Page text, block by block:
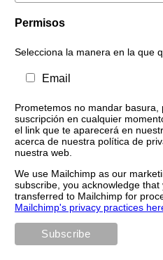
Permisos
Selecciona la manera en la que
Email
Prometemos no mandar
suscripción en cualquier
el link que te aparecerá en
acerca de nuestra política de
nuestra web.
We use Mailchimp as our
subscribe, you acknowledge
transferred to Mailchimp for
Mailchimp's privacy practices